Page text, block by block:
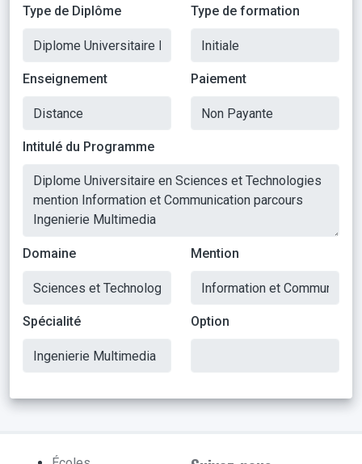
Type de Diplôme Type de formation
Enseignement Paiement
Intitulé du Programme
Domaine Mention
Spécialité Option